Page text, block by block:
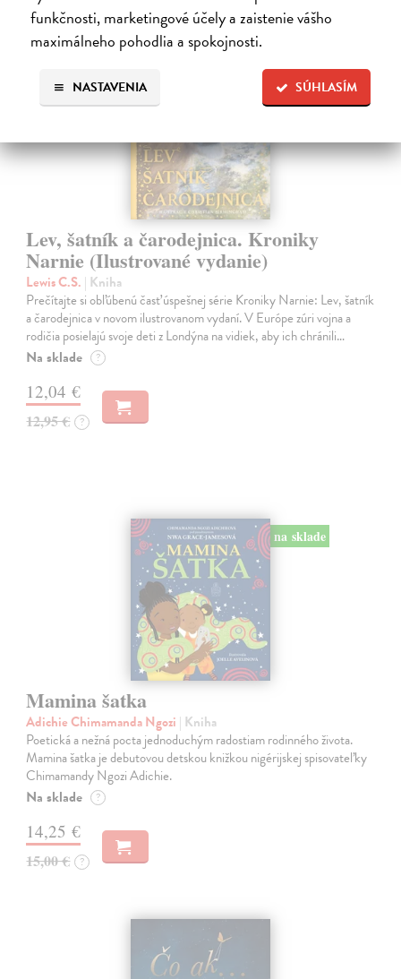
funkčnosti, marketingové účely a zaistenie vášho
maximálneho pohodlia a spokojnosti.
SÚHLASÍM
NASTAVENIA
na sklade
Lev, šatník a čarodejnica. Kroniky
Narnie (Ilustrované vydanie)
Lewis C.S. | Kniha
Prečítajte si obľúbenú časť úspešnej série Kroniky Narnie: Lev, šatník
a čarodejnica v novom ilustrovanom vydaní. V Európe zúri vojna a
rodičia posielajú svoje deti z Londýna na vidiek, aby ich chránili…
Na sklade ?
12,04 €
12,95 € ?
na sklade
Mamina šatka
Adichie Chimamanda Ngozi | Kniha
Poetická a nežná pocta jednoduchým radostiam rodinného života.
Mamina šatka je debutovou detskou knižkou nigérijskej spisovateľky
Chimamandy Ngozi Adichie.
Na sklade ?
14,25 €
15,00 € ?